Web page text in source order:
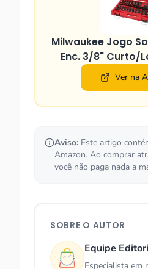
Milwaukee Jogo
Enc. 3/8" Curto/
Ver na
Aviso: Este artigo
Amazon. Ao comprar
você não paga nada a
SOBRE O AUTOR
Equipe
Especialista em